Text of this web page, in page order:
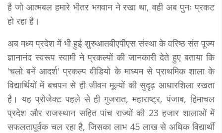
है जो आत्मबल हमारे भीतर भगवान ने रखा था, वही अब पुनः प्रकट
हो रहा है।
अब मध्य प्रदेश में भी हुई शुरुआतबीएपीएस संस्था के वरिष्ठ संत पूज्य
ज्ञानानंद स्वरूप स्वामी ने प्रकल्पों की जानकारी देते हुए बताया कि
'चलो बनें आदर्श' प्रकल्प वीडियो के माध्यम से प्राथमिक शाला के
विद्यार्थियों में बचपन से ही जीवन मूल्यों की सुदृढ़ आधारशिला रखता
है। यह प्रोजेक्ट पहले से ही गुजरात, महाराष्ट्र, पंजाब, हिमाचल
प्रदेश और राजस्थान सहित पांच राज्यों की 23 हजार शालाओं में
सफलतापूर्वक चल रहा है, जिसका लाभ 45 लाख से अधिक विद्यार्थी